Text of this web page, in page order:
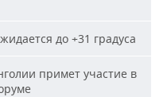
до +31 градуса
примет участие в